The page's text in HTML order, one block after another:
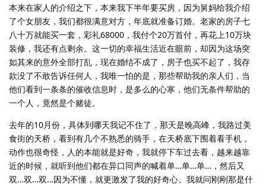
本来在家人的介绍之下，本来我下半年要买房，因为舅妈给我介绍
了个女朋友，我们都很满意对方，年底就准备订婚。老家的房子七
八十万就能买一套，彩礼68000，我付个20万首付，再花上10万块
装修，我还有点剩余。这一切的幸福生活近在眼前，却因为这场突
如其来的意外全部打乱，现在婚结不成了，房子也买不起了，我存
款没了不敢告诉任何人，我唯一怕的是，那些帮助我的亲人们，当
他们看到一条条的催收信息时，是多么的心寒，他们无条件帮助的
一个人，竟然是个赌徒。
去年的10月份，具体到哪天我记不住了，那天是晚高峰，我路过美
食街的天桥，看到有几个不熟悉的骑手，在天桥底下围着看手机，
动作也很奇怪，人的本能就是好奇，我就停下车过去看，越来越靠
近的时候，就听到他们都在异口同声的喊着单…单…单…，然后又
双…双…双…因为不懂，就更激发了我的好奇心。我就问刚刚那是什